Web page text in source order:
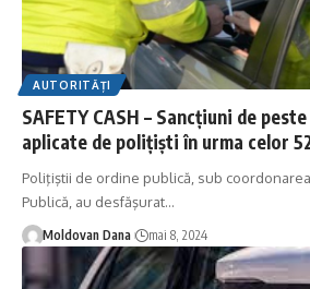
AUTORITĂȚI
SAFETY CASH – Sancțiuni de
aplicate de polițiști în urma celor
Poliţiştii de ordine publică, sub
Publică, au desfăşurat…
Moldovan Dana mai 8, 2024